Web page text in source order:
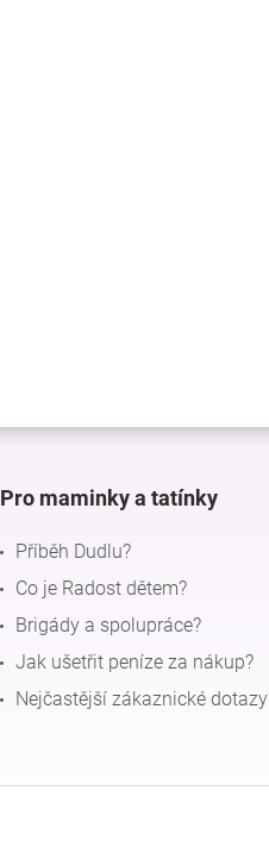
Pro maminky a tatínky
Příběh Dudlu?
Co je Radost dětem?
Brigády a spolupráce?
Jak ušetřit peníze za nákup?
Nejčastější zákaznické